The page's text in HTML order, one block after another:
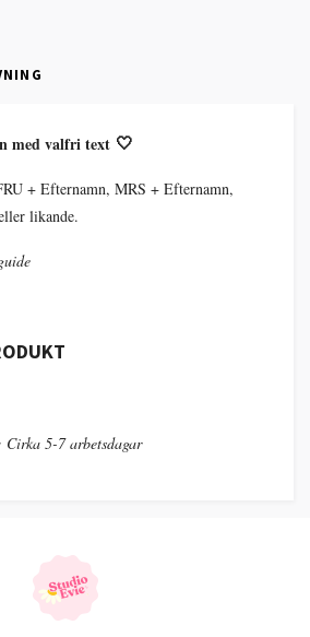
med valfri text 🤍
+ Efternamn, MRS + Efternamn,
likande.
5-7 arbetsdagar